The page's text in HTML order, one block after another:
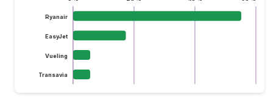
Ryanair
EasyJet
Vueling
Transavia